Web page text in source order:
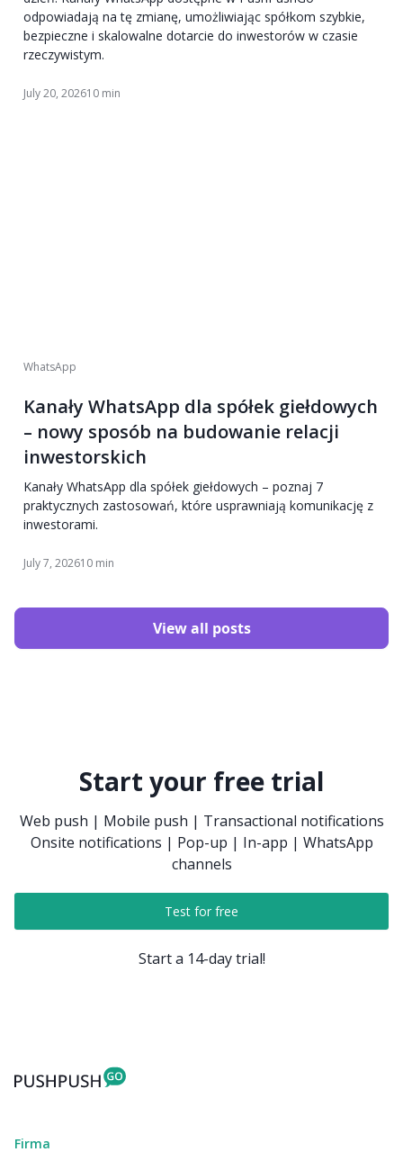
odpowiadają na tę zmianę, umożliwiając spółkom szybkie,
bezpieczne i skalowalne dotarcie do inwestorów w czasie
rzeczywistym.
July 20, 202610 min
WhatsApp
Kanały WhatsApp dla spółek giełdowych
– nowy sposób na budowanie relacji
inwestorskich
Kanały WhatsApp dla spółek giełdowych – poznaj 7
praktycznych zastosowań, które usprawniają komunikację z
inwestorami.
July 7, 202610 min
View all posts
Start your free trial
Web push | Mobile push | Transactional notifications
Onsite notifications | Pop-up | In-app | WhatsApp
channels
Test for free
Start a 14-day trial!
Firma